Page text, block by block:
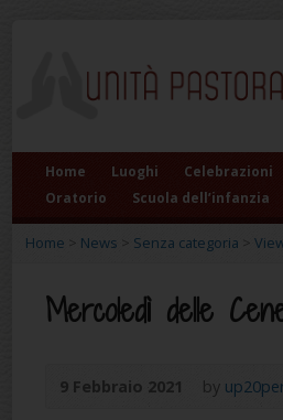
Home Luoghi Celebrazioni
Oratorio
Scuola dell’infanzia
Home > News > Senza categoria >
Mercoledì delle
9 Febbraio 2021 by